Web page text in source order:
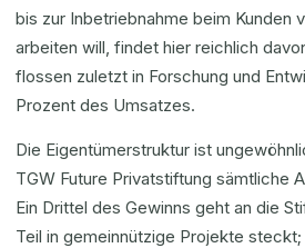
bis zur Inbetriebnahme beim Kunden
arbeiten will, findet hier reichlich
flossen zuletzt in Forschung und
Prozent des Umsatzes.
Die Eigentümerstruktur ist
TGW Future Privatstiftung sämtliche
Ein Drittel des Gewinns geht an die
Teil in gemeinnützige Projekte